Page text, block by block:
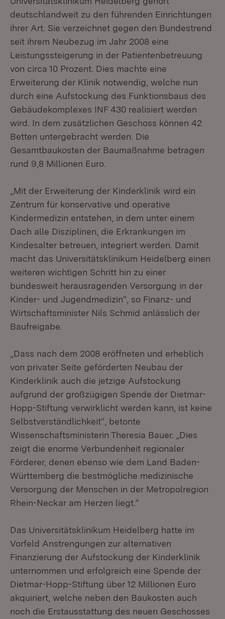
deutschlandweit zu den führenden Einrichtungen
ihrer Art. Sie verzeichnet gegen den Bundestrend
seit ihrem Neubezug im Jahr 2008 eine
Leistungssteigerung in der Patientenbetreuung
von circa 10 Prozent. Dies machte eine
Erweiterung der Klinik notwendig, welche nun
durch eine Aufstockung des Funktionsbaus des
Gebäudekomplexes INF 430 realisiert werden
wird. In dem zusätzlichen Geschoss können 42
Betten untergebracht werden. Die
Gesamtbaukosten der Baumaßnahme betragen
rund 9,8 Millionen Euro.
„Mit der Erweiterung der Kinderklinik wird ein
Zentrum für konservative und operative
Kindermedizin entstehen, in dem unter einem
Dach alle Disziplinen, die Erkrankungen im
Kindesalter betreuen, integriert werden. Damit
macht das Universitätsklinikum Heidelberg einen
weiteren wichtigen Schritt hin zu einer
bundesweit herausragenden Versorgung in der
Kinder- und Jugendmedizin“, so Finanz- und
Wirtschaftsminister Nils Schmid anlässlich der
Baufreigabe.
„Dass nach dem 2008 eröffneten und erheblich
von privater Seite geförderten Neubau der
Kinderklinik auch die jetzige Aufstockung
aufgrund der großzügigen Spende der Dietmar-
Hopp-Stiftung verwirklicht werden kann, ist keine
Selbstverständlichkeit“, betonte
Wissenschaftsministerin Theresia Bauer. „Dies
zeigt die enorme Verbundenheit regionaler
Förderer, denen ebenso wie dem Land Baden-
Württemberg die bestmögliche medizinische
Versorgung der Menschen in der Metropolregion
Rhein-Neckar am Herzen liegt.“
Das Universitätsklinikum Heidelberg hatte im
Vorfeld Anstrengungen zur alternativen
Finanzierung der Aufstockung der Kinderklinik
unternommen und erfolgreich eine Spende der
Dietmar-Hopp-Stiftung über 12 Millionen Euro
akquiriert, welche neben den Baukosten auch
noch die Erstausstattung des neuen Geschosses